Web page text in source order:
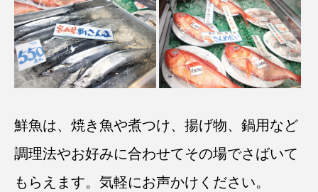
鮮魚は、焼き魚や煮つけ、揚げ物、鍋用など
調理法やお好みに合わせてその場でさばいて
もらえます。気軽にお声かけください。